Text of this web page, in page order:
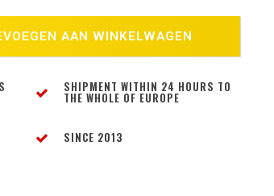
AAN WINKELWAGEN
SHIPMENT WITHIN 24 HOURS TO
THE WHOLE OF EUROPE
SINCE 2013